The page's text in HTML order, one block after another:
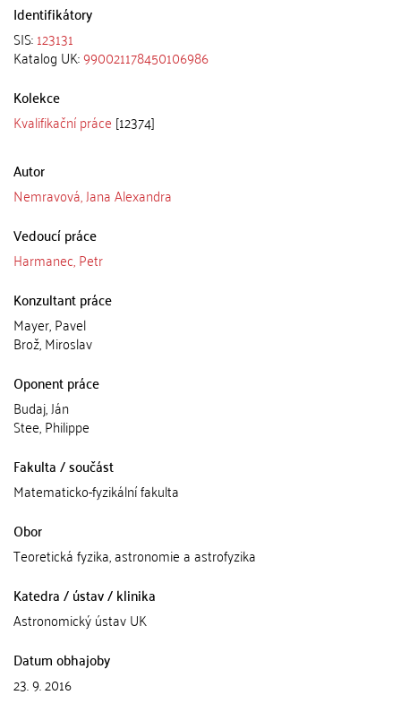
Identifikátory
SIS:123131
Katalog UK:990021178450106986
Kolekce
Kvalifikační práce [12374]
Autor
Nemravová, Jana Alexandra
Vedoucí práce
Harmanec, Petr
Konzultant práce
Mayer, Pavel
Brož, Miroslav
Oponent práce
Budaj, Ján
Stee, Philippe
Fakulta / součást
Matematicko-fyzikální fakulta
Obor
Teoretická fyzika, astronomie a astrofyzika
Katedra / ústav / klinika
Astronomický ústav UK
Datum obhajoby
23. 9. 2016